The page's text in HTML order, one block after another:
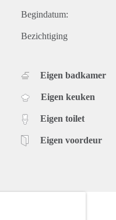
Begindatum:
Bezichtiging
Eigen badkamer
Eigen keuken
Eigen toilet
Eigen voordeur